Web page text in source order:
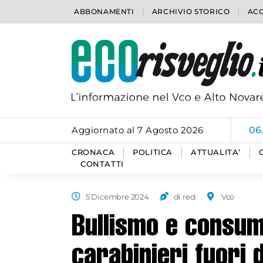
ABBONAMENTI ARCHIVIO STORICO
Aggiornato al 7 Agosto 2026
CRONACA POLITICA ATTUALITA’
CONTATTI
5 Dicembre 2024 di red. Vco
Bullismo e